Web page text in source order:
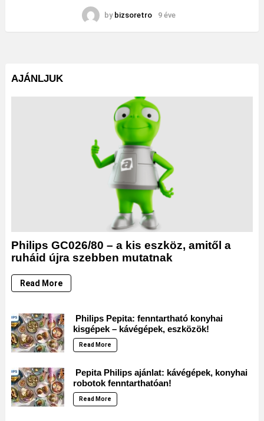
by bizsoretro 9 éve
AJÁNLJUK
Philips GC026/80 – a kis eszköz, amitől a
ruháid újra szebben mutatnak
Read More
Philips Pepita: fenntartható konyhai
kisgépek – kávégépek, eszközök!
Read More
Pepita Philips ajánlat: kávégépek, konyhai
robotok fenntarthatóan!
Read More